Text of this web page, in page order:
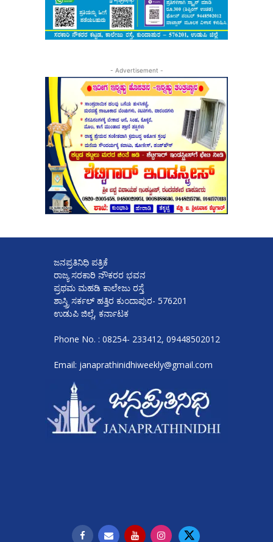
- Advertisement -
ಜನಪ್ರತಿನಿಧಿ ಪತ್ರಿಕೆ
ರಾಜ್ಯ ಸರಕಾರಿ ನೌಕರರ ಭವನ
ಪ್ರಥಮ ಮಹಡಿ ಕಾಲೇಜು ರಸ್ತೆ
ಶಾಸ್ತ್ರಿ ಸರ್ಕಲ್ ಹತ್ತಿರ ಕುಂದಾಪುರ- 576201
ಉಡುಪಿ ಜಿಲ್ಲೆ, ಕರ್ನಾಟಕ
Phone No. : 08254- 233412, 09448502012
Email: janaprathinidhiweekly@gmail.com